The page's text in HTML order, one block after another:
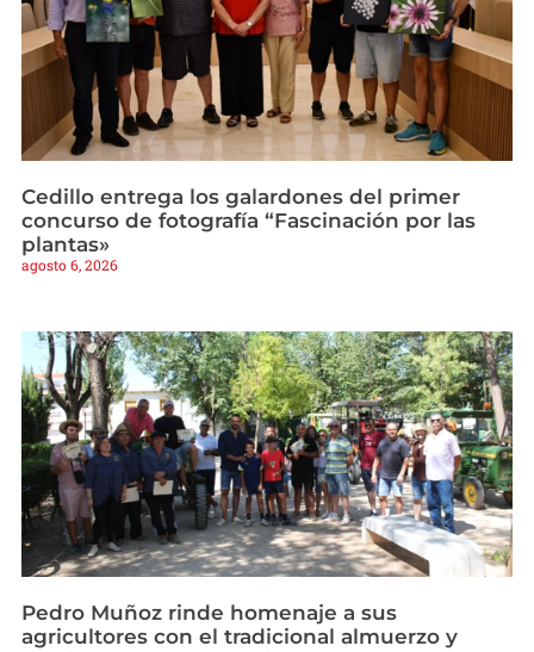
Cedillo entrega los galardones del primer
concurso de fotografía “Fascinación por las
plantas»
agosto 6, 2026
Pedro Muñoz rinde homenaje a sus
agricultores con el tradicional almuerzo y